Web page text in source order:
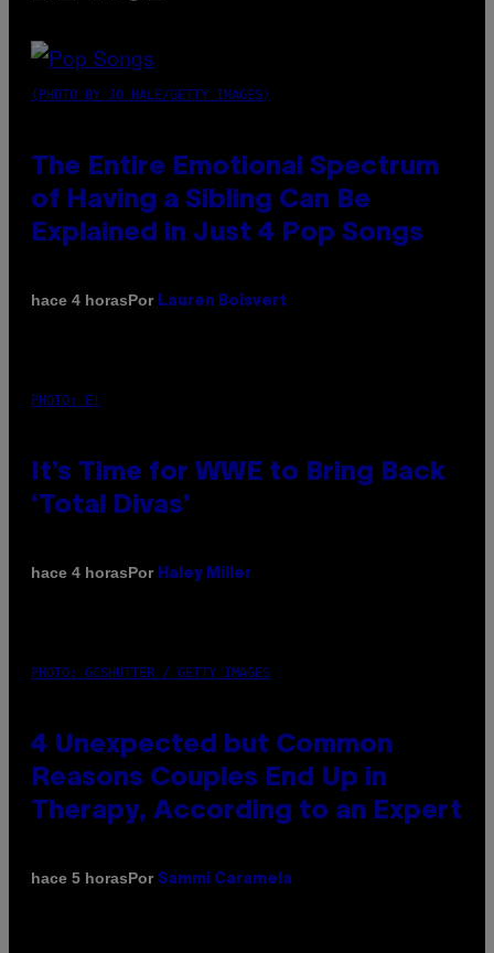
(PHOTO BY JO HALE/GETTY IMAGES)
The Entire Emotional Spectrum
of Having a Sibling Can Be
Explained in Just 4 Pop Songs
hace 4 horasPor Lauren Boisvert
PHOTO: E!
It’s Time for WWE to Bring Back
‘Total Divas’
hace 4 horasPor Haley Miller
PHOTO: GCSHUTTER / GETTY IMAGES
4 Unexpected but Common
Reasons Couples End Up in
Therapy, According to an Expert
hace 5 horasPor Sammi Caramela